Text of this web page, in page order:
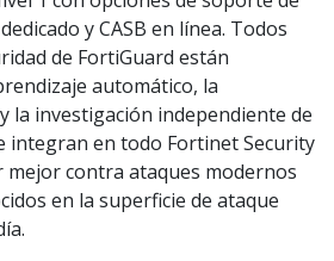
y CASB en línea. Todos
de FortiGuard están
automático, la
la investigación independiente de
integran en todo Fortinet Security
contra ataques modernos
en la superficie de ataque